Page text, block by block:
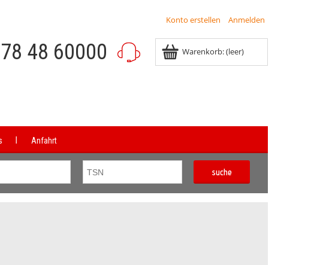
Konto erstellen Anmelden
Warenkorb:(leer)
48 60000
Anfahrt
suche